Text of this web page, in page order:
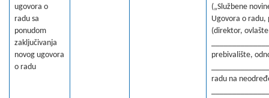
ugovora o
radu sa
ponudom
zaključivanja
novog ugovora
o radu
(„Službene
Ugovora o radu,
(direktor,
prebivalište,
radu na